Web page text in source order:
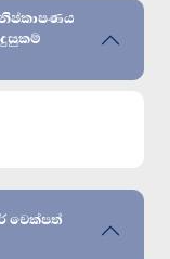
චෙක්පත්